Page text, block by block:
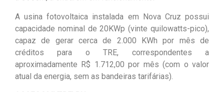
A usina fotovoltaica instalada em Nova Cruz possui
capacidade nominal de 20KWp (vinte quilowatts-pico),
capaz de gerar cerca de 2.000 KWh por mês de
créditos para o TRE, correspondentes a
aproximadamente R$ 1.712,00 por mês (com o valor
atual da energia, sem as bandeiras tarifárias).